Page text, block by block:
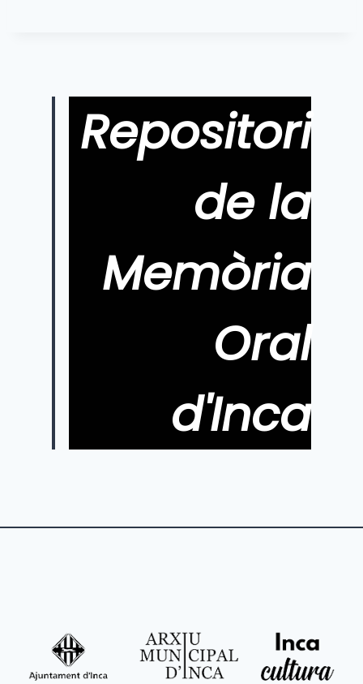
Repositori
de la
Memòria
Oral
d'Inca